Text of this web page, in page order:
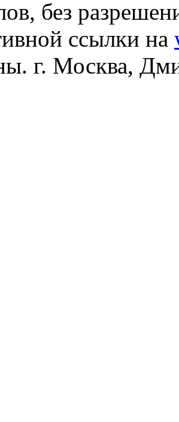
без
ссылки на
г. Москва,